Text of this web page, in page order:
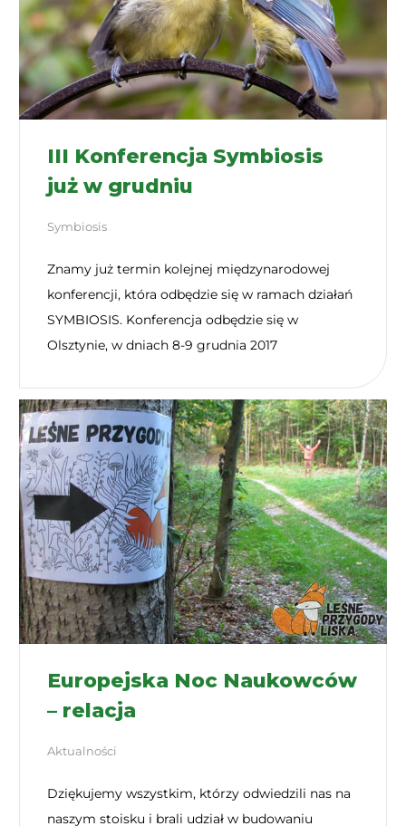
III Konferencja Symbiosis
już w grudniu
Symbiosis
Znamy już termin kolejnej międzynarodowej
konferencji, która odbędzie się w ramach działań
SYMBIOSIS. Konferencja odbędzie się w
Olsztynie, w dniach 8-9 grudnia 2017
Europejska Noc Naukowców
– relacja
Aktualności
Dziękujemy wszystkim, którzy odwiedzili nas na
naszym stoisku i brali udział w budowaniu